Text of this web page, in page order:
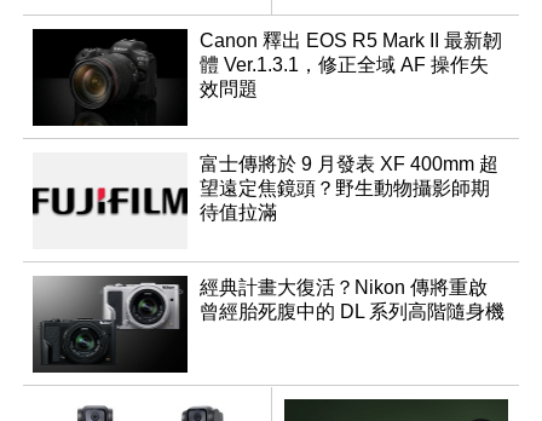
成員？
Canon 釋出 EOS R5 Mark II 最新韌
體 Ver.1.3.1，修正全域 AF 操作失
效問題
富士傳將於 9 月發表 XF 400mm 超
望遠定焦鏡頭？野生動物攝影師期
待值拉滿
經典計畫大復活？Nikon 傳將重啟
曾經胎死腹中的 DL 系列高階隨身機